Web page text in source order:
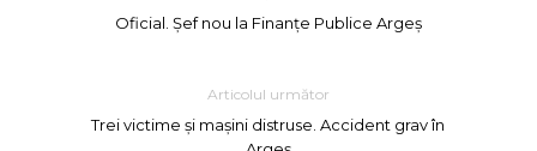
Oficial. Șef nou la Finanțe Publice Argeș
Articolul următor
Trei victime și mașini distruse. Accident grav în